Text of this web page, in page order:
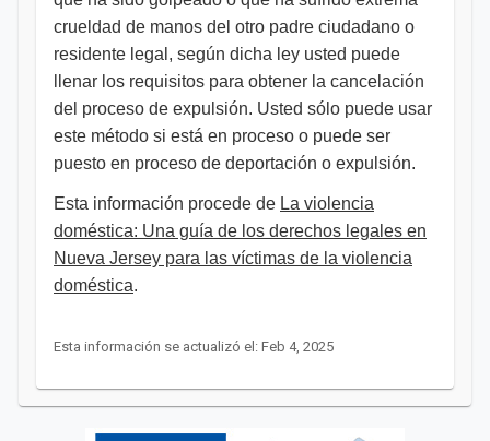
crueldad de manos del otro padre ciudadano o
residente legal, según dicha ley usted puede
llenar los requisitos para obtener la cancelación
del proceso de expulsión. Usted sólo puede usar
este método si está en proceso o puede ser
puesto en proceso de deportación o expulsión.
Esta información procede de La violencia
doméstica: Una guía de los derechos legales en
Nueva Jersey para las víctimas de la violencia
doméstica​.
Esta información se actualizó el: Feb 4, 2025